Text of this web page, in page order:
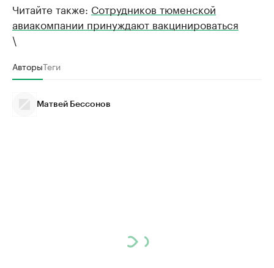
Читайте также: Сотрудников тюменской
авиакомпании принуждают вакцинироваться
\
АвторыТеги
Матвей Бессонов